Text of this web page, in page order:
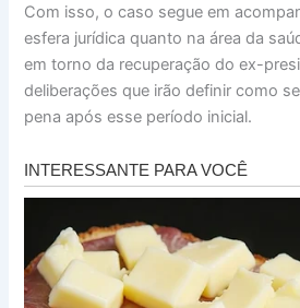
Com isso, o caso segue em
esfera jurídica quanto na área da
em torno da recuperação do ex-
deliberações que irão definir como
pena após esse período inicial.